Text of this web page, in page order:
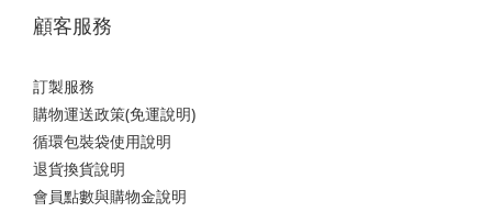
顧客服務
訂製服務
購物運送政策(免運說明)
循環包裝袋使用說明
退貨換貨說明
會員點數與購物金說明